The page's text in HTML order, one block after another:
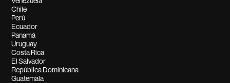
Chile
Perú
Ecuador
Panamá
Uruguay
Costa Rica
El Salvador
República Dominicana
Guatemala